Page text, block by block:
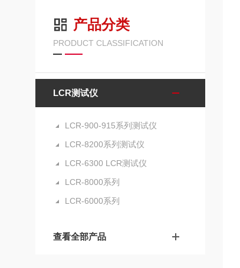
产品分类
PRODUCT CLASSIFICATION
LCR测试仪
LCR-900-915系列测试仪
LCR-8200系列测试仪
LCR-6300 LCR测试仪
LCR-8000系列
LCR-6000系列
查看全部产品